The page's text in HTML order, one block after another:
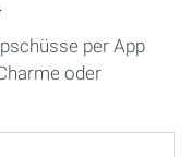
per App
oder